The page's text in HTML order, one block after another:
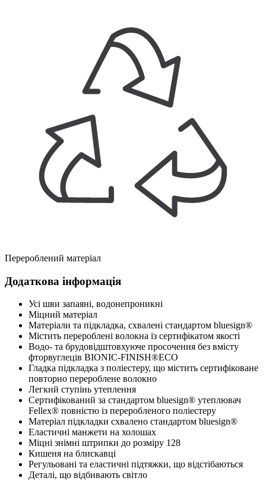
Перероблений матеріал
Додаткова інформація
Усі шви запаяні, водонепроникні
Міцний матеріал
Матеріали та підкладка, схвалені стандартом bluesign®
Містить перероблені волокна із сертифікатом якості
Водо- та брудовідштовхуюче просочення без вмісту
фторвуглеців BIONIC-FINISH®ECO
Гладка підкладка з поліестеру, що містить сертифіковане
повторно перероблене волокно
Легкий ступінь утеплення
Сертифікований за стандартом bluesign® утеплювач
Fellex® повністю із переробленого поліестеру
Матеріал підкладки схвалено стандартом bluesign®
Еластичні манжети на холошах
Міцні знімні штрипки до розміру 128
Кишеня на блискавці
Регульовані та еластичні підтяжки, що відстібаються
Деталі, що відбивають світло